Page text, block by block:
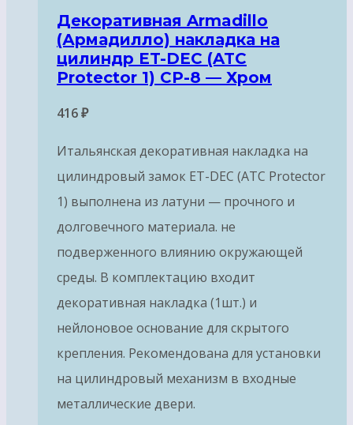
Декоративная Armadillo
(Армадилло) накладка на
цилиндр ET-DEC (ATC
Protector 1) CP-8 — Хром
416₽
Итальянская декоративная накладка на
цилиндровый замок ET-DEC (ATC Protector
1) выполнена из латуни — прочного и
долговечного материала. не
подверженного влиянию окружающей
среды. В комплектацию входит
декоративная накладка (1шт.) и
нейлоновое основание для скрытого
крепления. Рекомендована для установки
на цилиндровый механизм в входные
металлические двери.